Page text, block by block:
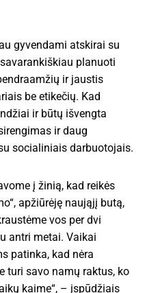
gyvendami atskirai su
planuoti
ir jaustis
be etikečių. Kad
ir būtų išvengta
ir daug
socialiniais darbuotojais.
į žinią, kad reikės
apžiūrėję naująjį butą,
vos per dvi
antri metai. Vaikai
patinka, kad nėra
turi savo namų raktus, ko
kaime“, – įspūdžiais